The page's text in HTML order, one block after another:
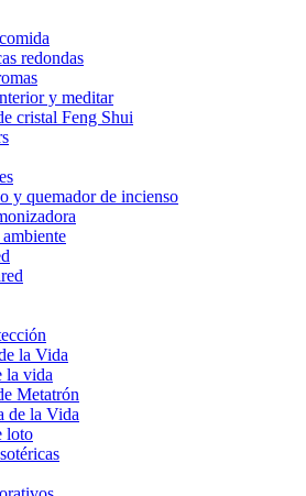
redondas
y meditar
cristal Feng Shui
y quemador de incienso
la Vida
la vida
Metatrón
de la Vida
loto